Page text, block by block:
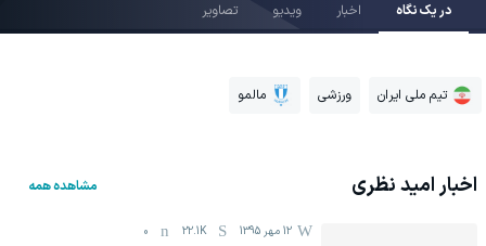
در یک نگاه اخبار ویدیو تصاویر
تیم ملی ایران ورزشی مالمو
اخبارامید نظری مشاهده همه
12 مهر 1395 22.1K
0